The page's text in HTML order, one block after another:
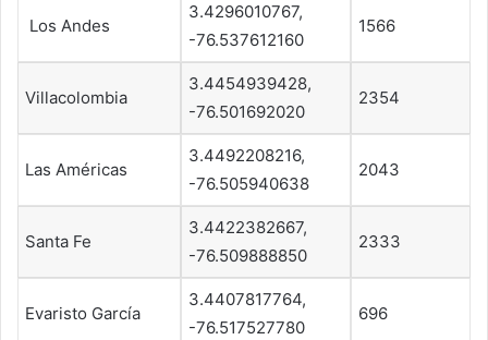
Los Andes
3.4296010767,
-76.537612160
1566
Villacolombia
3.4454939428,
-76.501692020
2354
Las Américas
3.4492208216,
-76.505940638
2043
Santa Fe
3.4422382667,
-76.509888850
2333
Evaristo García
3.4407817764,
-76.517527780
696